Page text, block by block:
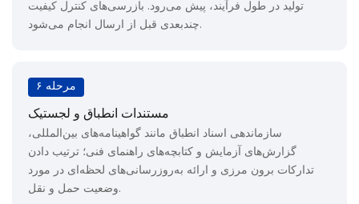
تولید در طول فرآیند، پیش می‌رود. بازرسی‌های کنترل کیفیت
چندبعدی قبل از ارسال انجام می‌شود.
مرحله ۶
مستندات انطباق و لجستیک
سازماندهی اسناد انطباق مانند گواهینامه‌های بین‌المللی،
گزارش‌های آزمایش و کتابچه‌های راهنمای فنی؛ ترتیب دادن
تدارکات برون مرزی و ارائه به‌روزرسانی‌های لحظه‌ای در مورد
وضعیت حمل و نقل.